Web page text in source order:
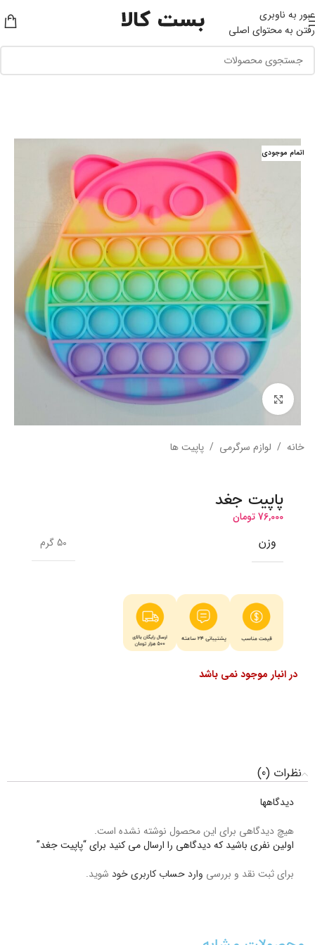
عبور به ناوبری
رفتن به محتوای اصلی
اتمام موجودی
بزرگنمایی تصویر
خانه / لوازم سرگرمی / پاپیت ها
پاپیت جغد
76,000تومان
وزن 50 گرم
در انبار موجود نمی باشد
نظرات (0)
دیدگاهها
هیچ دیدگاهی برای این محصول نوشته نشده است.
اولین نفری باشید که دیدگاهی را ارسال می کنید برای “پاپیت جغد”
برای ثبت نقد و بررسی وارد حساب کاربری خود شوید.